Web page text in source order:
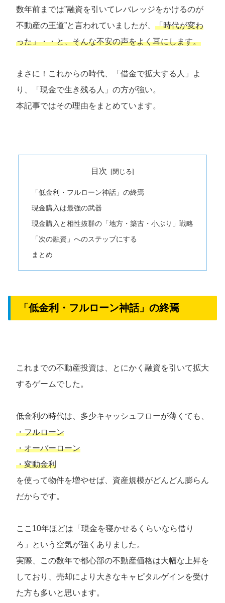
数年前までは”融資を引いてレバレッジをかけるのが
不動産の王道”と言われていましたが、 「時代が変わ
った」・・と、そんな不安の声をよく耳にします。
まさに！これからの時代、「借金で拡大する人」よ
り、「現金で生き残る人」の方が強い。
本記事ではその理由をまとめています。
目次
「低金利・フルローン神話」の終焉
現金購入は最強の武器
現金購入と相性抜群の「地方・築古・小ぶり」戦略
「次の融資」へのステップにする
まとめ
「低金利・フルローン神話」の終焉
これまでの不動産投資は、とにかく融資を引いて拡大
するゲームでした。
低金利の時代は、多少キャッシュフローが薄くても、
・フルローン
・オーバーローン
・変動金利
を使って物件を増やせば、資産規模がどんどん膨らん
だからです。
ここ10年ほどは「現金を寝かせるくらいなら借り
ろ」という空気が強くありました。
実際、この数年で都心部の不動産価格は大幅な上昇を
しており、売却により大きなキャピタルゲインを受け
た方も多いと思います。